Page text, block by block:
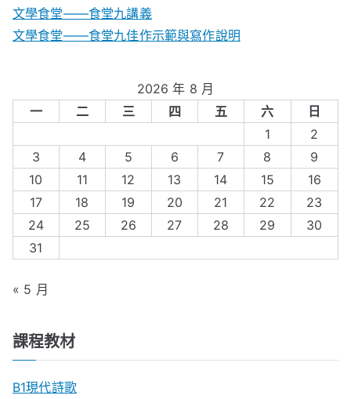
文學食堂――食堂九講義
文學食堂——食堂九佳作示範與寫作說明
2026 年 8 月
一
二 三 四 五 六
日
1
2
3
4 5 6 7 8
9
10
11 12 13 14 15
16
17
18 19 20 21 22
23
24
25 26 27 28 29
30
31
« 5 月
課程教材
B1現代詩歌